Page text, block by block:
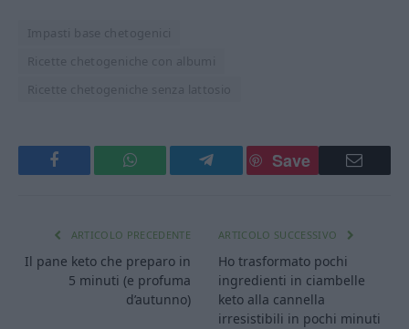
Impasti base chetogenici
Ricette chetogeniche con albumi
Ricette chetogeniche senza lattosio
Facebook WhatsApp Telegram
Save
Email
ARTICOLO PRECEDENTE
Il pane keto che preparo in
5 minuti (e profuma
d’autunno)
ARTICOLO SUCCESSIVO
Ho trasformato pochi
ingredienti in ciambelle
keto alla cannella
irresistibili in pochi minuti